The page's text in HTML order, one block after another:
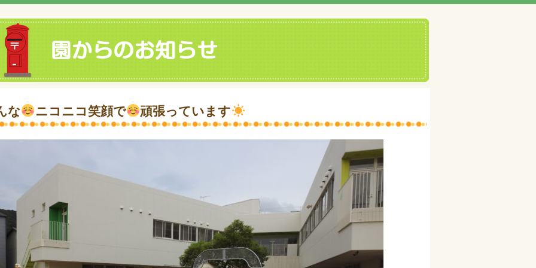
な ニコニコ笑顔で 頑張っています